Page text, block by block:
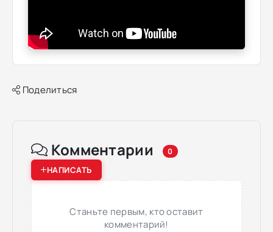
Поделиться
Комментарии 0
НАПИСАТЬ
Станьте первым, кто оставит
комментарий!